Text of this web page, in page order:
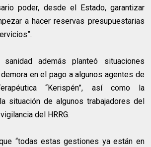
poder, desde el Estado, garantizar
a hacer reservas presupuestarias
además planteó situaciones
en el pago a algunos agentes de
“Kerispén”, así como la
situación de algunos trabajadores del
del HRRG.
“todas estas gestiones ya están en